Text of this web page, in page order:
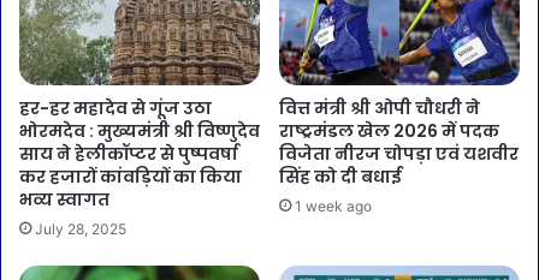
हर-हर महादेव से गूंज उठा
भोरमदेव : मुख्यमंत्री श्री विष्णुदेव
साय ने हेलीकॉप्टर से पुष्पवर्षा
कर हजारों कांवड़ियों का किया
भव्य स्वागत
July 28, 2025
वित्त मंत्री श्री ओपी चौधरी ने
राष्ट्रमंडल खेल 2026 में पदक
विजेता नीरज चोपड़ा एवं यशवीर
सिंह को दी बधाई
1 week ago